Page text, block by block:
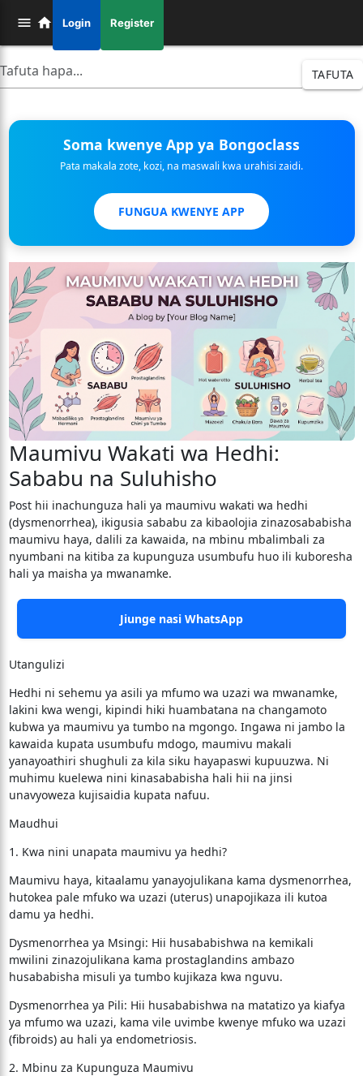
Login Register
TAFUTA
Soma kwenye App ya Bongoclass
Pata makala zote, kozi, na maswali kwa urahisi zaidi.
FUNGUA KWENYE APP
Maumivu Wakati wa Hedhi:
Sababu na Suluhisho
Post hii inachunguza hali ya maumivu wakati wa hedhi
(dysmenorrhea), ikigusia sababu za kibaolojia zinazosababisha
maumivu haya, dalili za kawaida, na mbinu mbalimbali za
nyumbani na kitiba za kupunguza usumbufu huo ili kuboresha
hali ya maisha ya mwanamke.
Jiunge nasi WhatsApp
Utangulizi
​Hedhi ni sehemu ya asili ya mfumo wa uzazi wa mwanamke,
lakini kwa wengi, kipindi hiki huambatana na changamoto
kubwa ya maumivu ya tumbo na mgongo. Ingawa ni jambo la
kawaida kupata usumbufu mdogo, maumivu makali
yanayoathiri shughuli za kila siku hayapaswi kupuuzwa. Ni
muhimu kuelewa nini kinasababisha hali hii na jinsi
unavyoweza kujisaidia kupata nafuu.
​Maudhui
​1. Kwa nini unapata maumivu ya hedhi?
​Maumivu haya, kitaalamu yanayojulikana kama dysmenorrhea,
hutokea pale mfuko wa uzazi (uterus) unapojikaza ili kutoa
damu ya hedhi.
​Dysmenorrhea ya Msingi: Hii husababishwa na kemikali
mwilini zinazojulikana kama prostaglandins ambazo
husababisha misuli ya tumbo kujikaza kwa nguvu.
​Dysmenorrhea ya Pili: Hii husababishwa na matatizo ya kiafya
ya mfumo wa uzazi, kama vile uvimbe kwenye mfuko wa uzazi
(fibroids) au hali ya endometriosis.
​2. Mbinu za Kupunguza Maumivu